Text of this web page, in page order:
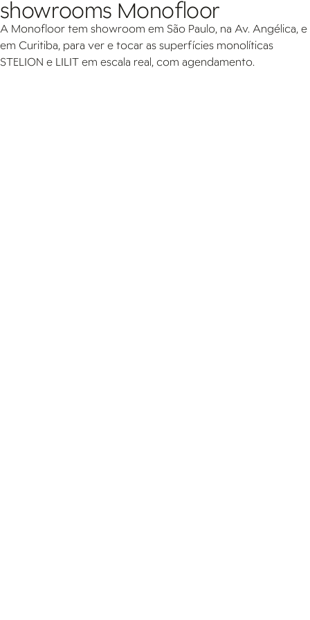
showrooms Monofloor
A Monofloor tem showroom em São Paulo, na Av. Angélica, e
em Curitiba, para ver e tocar as superfícies monolíticas
STELION e LILIT em escala real, com agendamento.